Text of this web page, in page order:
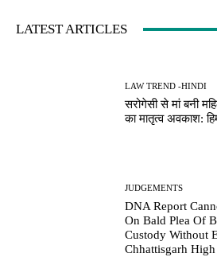
LATEST ARTICLES
LAW TREND -HINDI
सरोगेसी से मां बनी
का मातृत्व अवकाश:
JUDGEMENTS
DNA Report
On Bald Plea Of
Custody Without
Chhattisgarh